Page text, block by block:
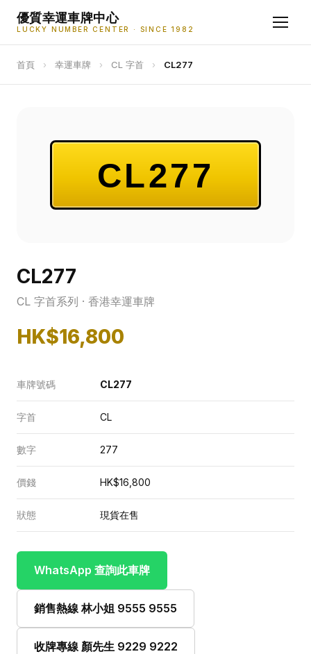
優質幸運車牌中心
LUCKY NUMBER CENTER · SINCE 1982
首頁 › 幸運車牌 › CL 字首 › CL277
CL277
CL277
CL 字首系列 · 香港幸運車牌
HK$16,800
車牌號碼 CL277
字首 CL
數字 277
價錢 HK$16,800
狀態 現貨在售
WhatsApp 查詢此車牌
銷售熱線 林小姐 9555 9555
收牌專線 顏先生 9229 9222